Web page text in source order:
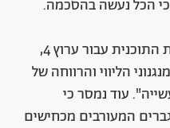
הכל נעשה בהסכמה.
חברת ההפקה CPL, שמפיקה את התוכנית עבור ערוץ 4,
הליווי והרווחה של
עוד נמסר כי
המעורבים מכחישים